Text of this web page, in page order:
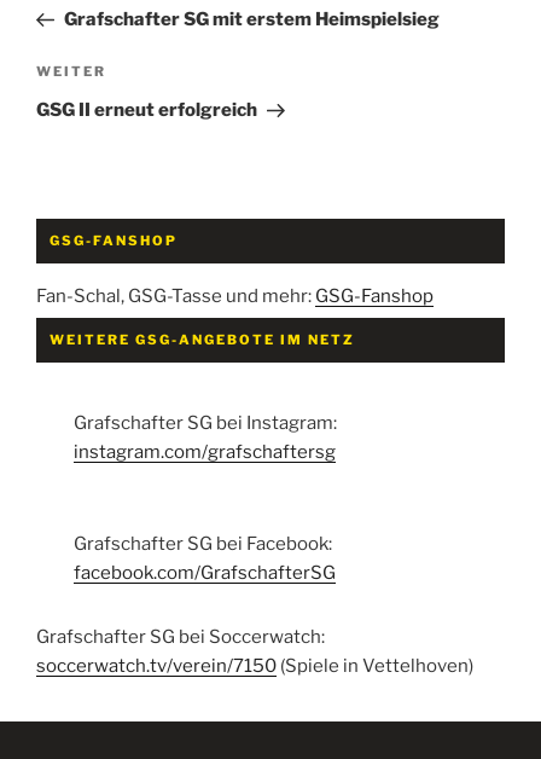
Beitrag
Grafschafter SG mit erstem Heimspielsieg
Nächster
Beitrag
WEITER
GSG II erneut erfolgreich
GSG-FANSHOP
Fan-Schal, GSG-Tasse und mehr: GSG-Fanshop
WEITERE GSG-ANGEBOTE IM NETZ
Grafschafter SG bei Instagram:
instagram.com/grafschaftersg
Grafschafter SG bei Facebook:
facebook.com/GrafschafterSG
Grafschafter SG bei Soccerwatch:
soccerwatch.tv/verein/7150 (Spiele in Vettelhoven)